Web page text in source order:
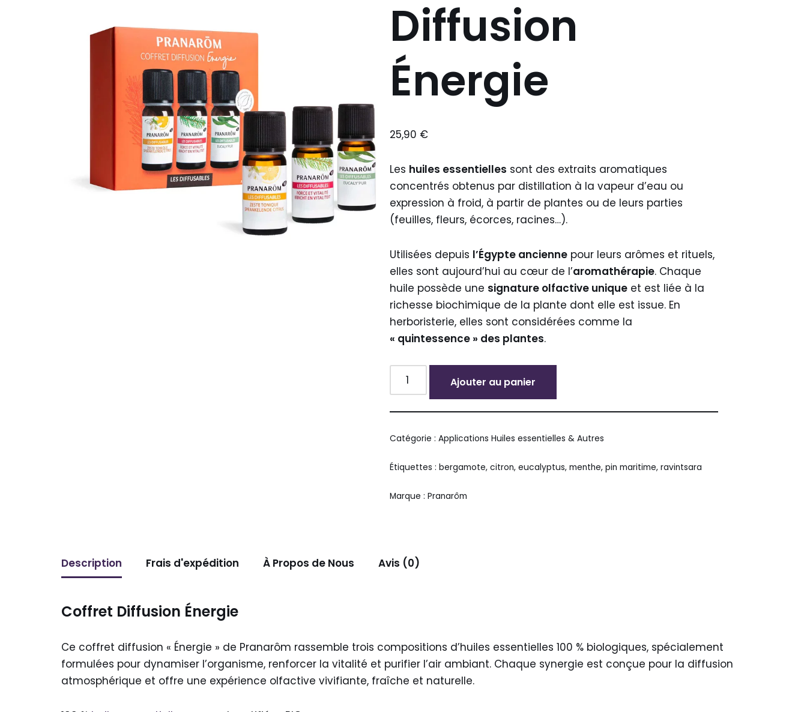
Diffusion
Énergie
25,90 €
Les huiles essentielles sont des extraits aromatiques
concentrés obtenus par distillation à la vapeur d’eau ou
expression à froid, à partir de plantes ou de leurs parties
(feuilles, fleurs, écorces, racines…).
Utilisées depuis l’Égypte ancienne pour leurs arômes et rituels,
elles sont aujourd’hui au cœur de l’aromathérapie. Chaque
huile possède une signature olfactive unique et est liée à la
richesse biochimique de la plante dont elle est issue. En
herboristerie, elles sont considérées comme la
« quintessence » des plantes.
Ajouter au panier
Alternative:
Catégorie :Applications Huiles essentielles & Autres
Étiquettes :bergamote,citron,eucalyptus,menthe,pin maritime,ravintsara
Marque :Pranarôm
Description Frais d'expédition À Propos de Nous Avis (0)
Coffret Diffusion Énergie
Ce coffret diffusion « Énergie » de Pranarôm rassemble trois compositions d’huiles essentielles 100 % biologiques, spécialement
formulées pour dynamiser l’organisme, renforcer la vitalité et purifier l’air ambiant. Chaque synergie est conçue pour la diffusion
atmosphérique et offre une expérience olfactive vivifiante, fraîche et naturelle.